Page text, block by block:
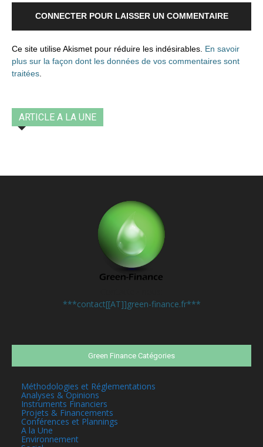
CONNECTER POUR LAISSER UN COMMENTAIRE
Ce site utilise Akismet pour réduire les indésirables. En savoir
plus sur la façon dont les données de vos commentaires sont
traitées
ARTICLE A LA UNE
***contact[[AT]]green-finance.fr***
Green Finance Catégories
Méthodologies et Réglementations
Analyses & Opinions
Instruments Financiers
Projets & Financements
Conférences et Plannings
A la Une
Environnement